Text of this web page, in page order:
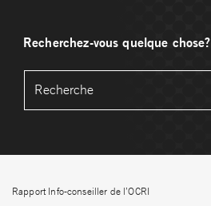
Recherchez-vous quelque chose?
Rapport Info-conseiller de l’OCRI